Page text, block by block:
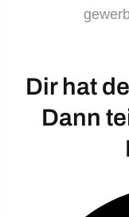
Dir hat
Dann